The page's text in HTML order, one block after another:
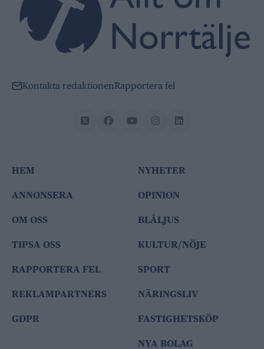
Kontakta redaktionenRapportera fel
HEM
ANNONSERA
OM OSS
TIPSA OSS
RAPPORTERA FEL
REKLAMPARTNERS
GDPR
NYHETER
OPINION
BLÅLJUS
KULTUR/NÖJE
SPORT
NÄRINGSLIV
FASTIGHETSKÖP
NYA BOLAG